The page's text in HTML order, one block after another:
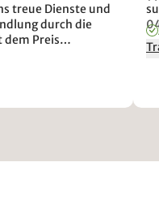
treue Dienste und
durch die
dem Preis
sehr zufrieden